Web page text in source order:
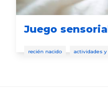
Juego
recién nacido actividades